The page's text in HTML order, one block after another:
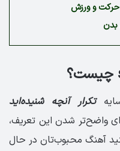
تکرار آنچه شنیده‌اید
واضح‌تر شدن این تعریف،
آهنگ محبوب‌تان در حال